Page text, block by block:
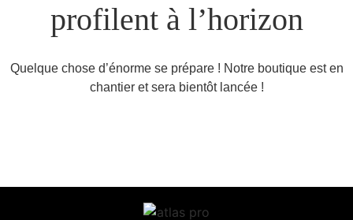
profilent à l’horizon
Quelque chose d’énorme se prépare ! Notre boutique est en
chantier et sera bientôt lancée !